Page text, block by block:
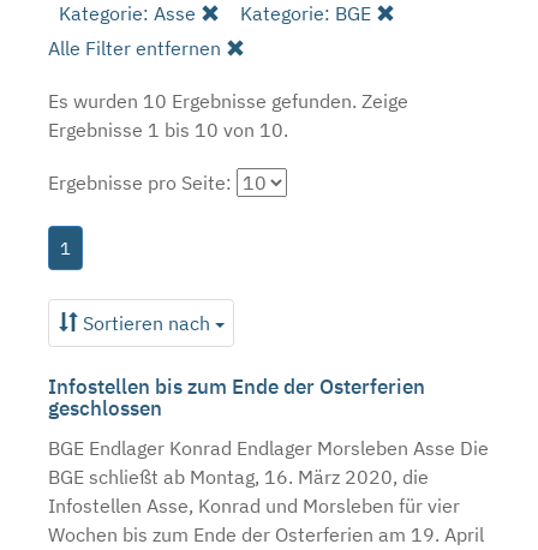
Kategorie: Asse
Kategorie: BGE
Alle Filter entfernen
Es wurden 10 Ergebnisse gefunden. Zeige
Ergebnisse 1 bis 10 von 10.
Ergebnisse pro Seite:
1
Sortieren nach
Infostellen bis zum Ende der Osterferien
geschlossen
BGE Endlager Konrad Endlager Morsleben Asse Die
BGE schließt ab Montag, 16. März 2020, die
Infostellen Asse, Konrad und Morsleben für vier
Wochen bis zum Ende der Osterferien am 19. April